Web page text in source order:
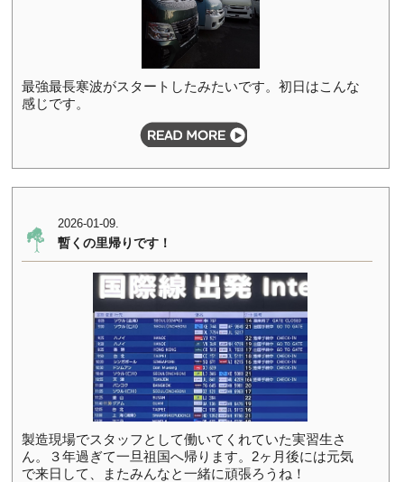
最強最長寒波がスタートしたみたいです。初日はこんな
感じです。
2026-01-09.
暫くの里帰りです！
製造現場でスタッフとして働いてくれていた実習生さ
ん。３年過ぎて一旦祖国へ帰ります。2ヶ月後には元気
で来日して、またみんなと一緒に頑張ろうね！